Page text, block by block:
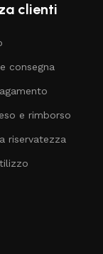
clienti
consegna
e rimborso
riservatezza